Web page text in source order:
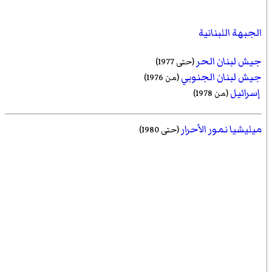
الجبهة اللبنانية
جيش لبنان الحر (حتى 1977)
جيش لبنان الجنوبي(من 1976)
إسرائيل(من 1978)
ميليشيا نمور الأحرار (حتى 1980)